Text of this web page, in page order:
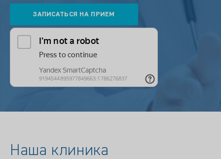
Наша клиника